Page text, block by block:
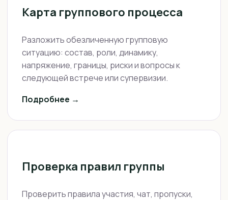
Карта группового процесса
Разложить обезличенную групповую
ситуацию: состав, роли, динамику,
напряжение, границы, риски и вопросы к
следующей встрече или супервизии.
Подробнее →
Проверка правил группы
Проверить правила участия, чат, пропуски,